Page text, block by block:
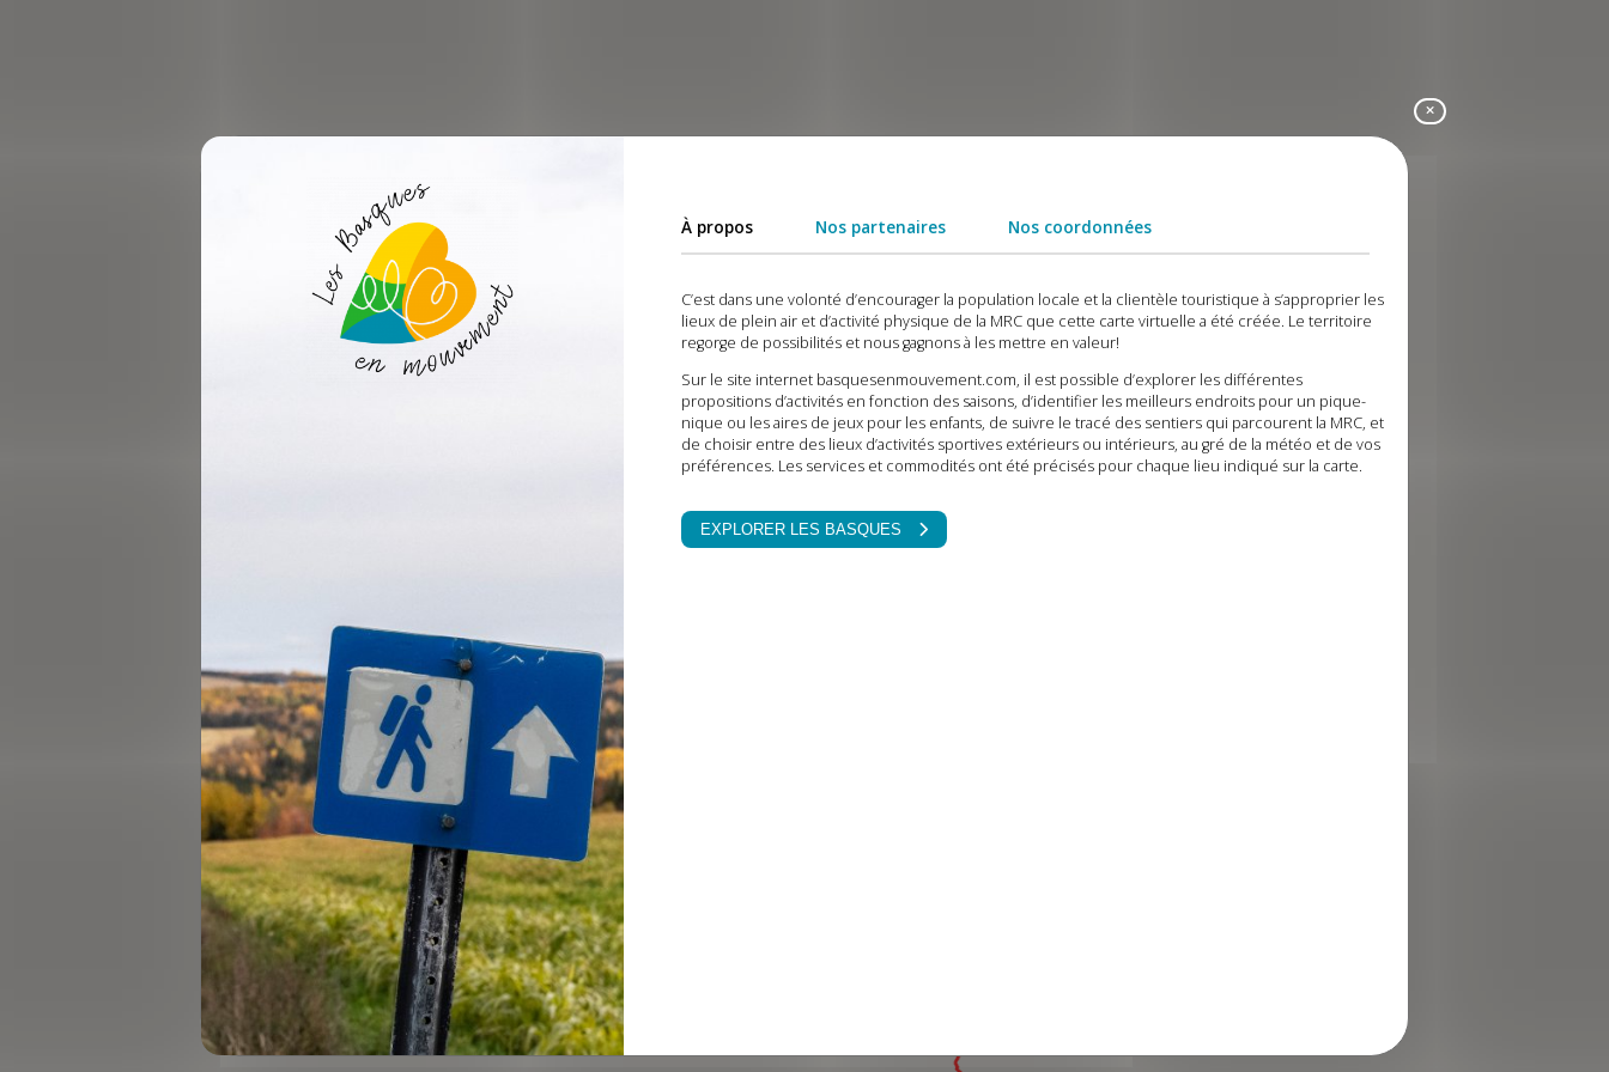
À propos Nos partenaires Nos coordonnées
C’est dans une volonté d’encourager la population locale et la clientèle touristique à s’approprier les
lieux de plein air et d’activité physique de la MRC que cette carte virtuelle a été créée. Le territoire
regorge de possibilités et nous gagnons à les mettre en valeur!
Sur le site internet basquesenmouvement.com, il est possible d’explorer les différentes
propositions d’activités en fonction des saisons, d’identifier les meilleurs endroits pour un pique-
nique ou les aires de jeux pour les enfants, de suivre le tracé des sentiers qui parcourent la MRC, et
de choisir entre des lieux d’activités sportives extérieurs ou intérieurs, au gré de la météo et de vos
préférences. Les services et commodités ont été précisés pour chaque lieu indiqué sur la carte.
EXPLORER LES BASQUES